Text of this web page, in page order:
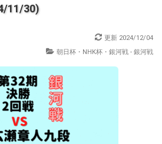
11/30)
更新 2024/12/04
朝日杯・NHK杯・銀河戦 - 銀河戦